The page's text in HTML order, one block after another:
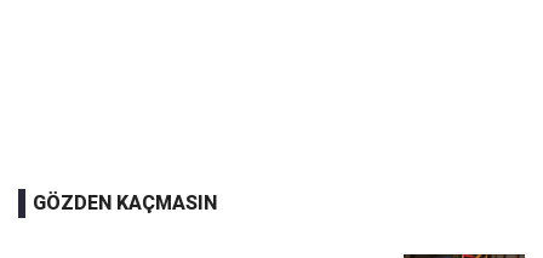
GÖZDEN KAÇMASIN